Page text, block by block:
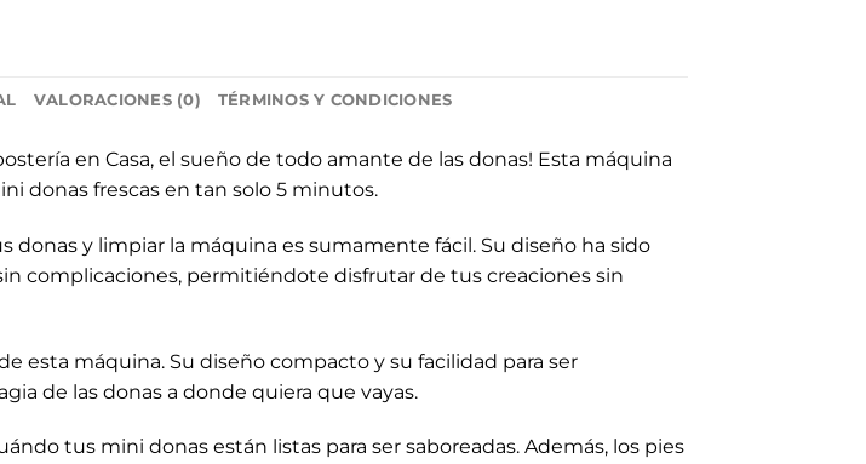
VALORACIONES (0) TÉRMINOS Y CONDICIONES
en Casa, el sueño de todo amante de las donas! Esta máquina
donas frescas en tan solo 5 minutos.
y limpiar la máquina es sumamente fácil. Su diseño ha sido
complicaciones, permitiéndote disfrutar de tus creaciones sin
esta máquina. Su diseño compacto y su facilidad para ser
de las donas a donde quiera que vayas.
tus mini donas están listas para ser saboreadas. Además, los pies